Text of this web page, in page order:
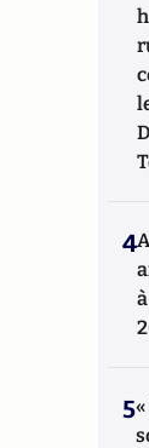
4
5